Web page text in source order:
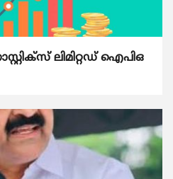
ലിമിറ്റഡ് ഐപിഒ